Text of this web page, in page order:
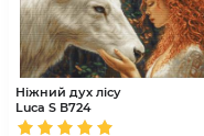
Ніжний дух лісу
Luca S В724